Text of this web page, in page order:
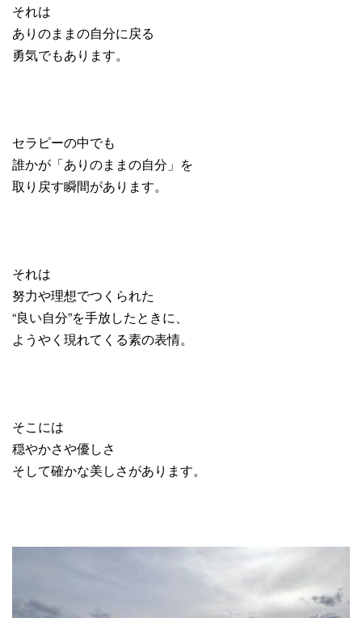
それは
ありのままの自分に戻る
勇気でもあります。
セラピーの中でも
誰かが「ありのままの自分」を
取り戻す瞬間があります。
それは
努力や理想でつくられた
“良い自分”を手放したときに、
ようやく現れてくる素の表情。
そこには
穏やかさや優しさ
そして確かな美しさがあります。